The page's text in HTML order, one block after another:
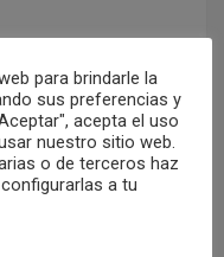
para brindarle la
sus preferencias y
acepta el uso
nuestro sitio web.
o de terceros haz
a tu